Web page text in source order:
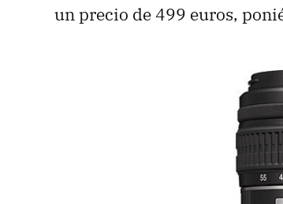
un precio de 499 euros,